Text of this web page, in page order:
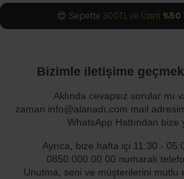
😍 Sepette 300TL ve Üzeri %50
Bizimle iletişime
Aklında cevapsız sorular mı
zaman info@alanadı.com mail
WhatsApp Hattından bize
Ayrıca, bize hafta içi 11:30 -
0850 000 00 00 numaralı
Unutma, seni ve müşterilerini mutlu